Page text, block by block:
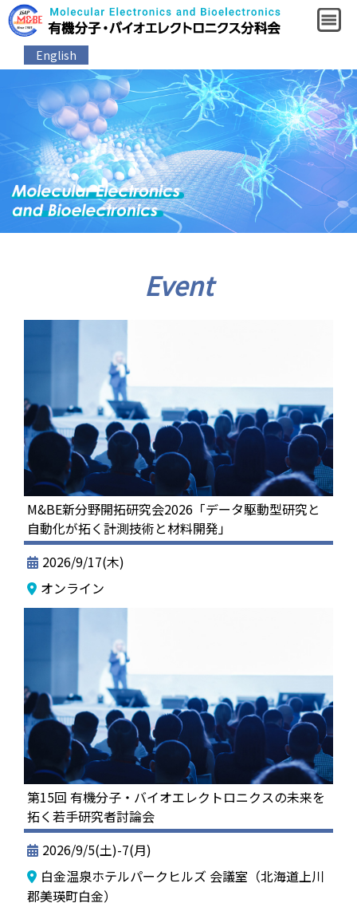
English
Event
M&BE新分野開拓研究会2026「データ駆動型研究と
自動化が拓く計測技術と材料開発」
2026/9/17(木)
オンライン
第15回 有機分子・バイオエレクトロニクスの未来を
拓く若手研究者討論会
2026/9/5(土)-7(月)
白金温泉ホテルパークヒルズ 会議室（北海道上川
郡美瑛町白金）